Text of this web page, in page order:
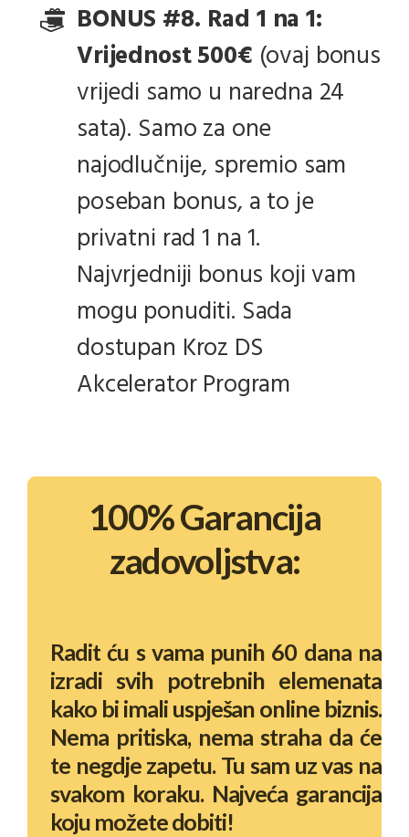
BONUS #8. Rad 1 na 1:
Vrijednost 500€ (ovaj bonus
vrijedi samo u naredna 24
sata). Samo za one
najodlučnije, spremio sam
poseban bonus, a to je
privatni rad 1 na 1.
Najvrjedniji bonus koji vam
mogu ponuditi. Sada
dostupan Kroz DS
Akcelerator Program
100% Garancija
zadovoljstva:
Radit ću s vama punih 60 dana na
izradi svih potrebnih elemenata
kako bi imali uspješan online biznis.
Nema pritiska, nema straha da će
te negdje zapetu. Tu sam uz vas na
svakom koraku. Najveća garancija
koju možete dobiti!